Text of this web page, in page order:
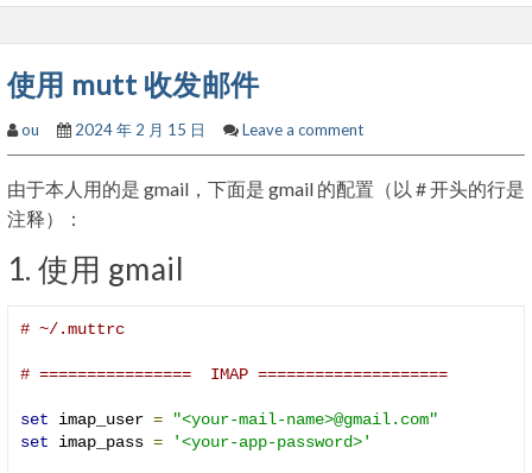
使用 mutt 收发邮件
ou 2024 年 2 月 15 日 Leave a comment
由于本人用的是 gmail，下面是 gmail 的配置（以 # 开头的行是
注释）：
1. 使用 gmail
# ~/.muttrc
# ================  IMAP ====================
set imap_user =
"<your-mail-name>@gmail.com"
set imap_pass = '<your-app-password>'